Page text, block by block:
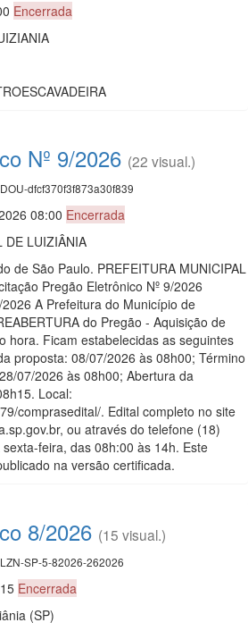
Encerrada
Nº 9/2026 (22 visual.)
DOU-dfcf370f3f873a30f839
08:00 Encerrada
DE LUIZIÂNIA
de São Paulo. PREFEITURA MUNICIPAL
Pregão Eletrônico Nº 9/2026
A Prefeitura do Município de
do Pregão - Aquisição de
hora. Ficam estabelecidas as seguintes
proposta: 08/07/2026 às 08h00; Término
07/2026 às 08h00; Abertura da
Local:
comprasedital/. Edital completo no site
ou através do telefone (18)
feira, das 08h:00 às 14h. Este
na versão certificada.
8/2026 (15 visual.)
LZN-SP-5-82026-262026
Encerrada
(SP)